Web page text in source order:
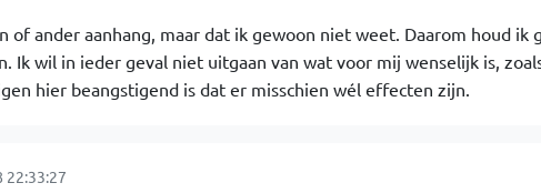
of ander aanhang, maar dat ik gewoon niet weet. Daarom houd ik
Ik wil in ieder geval niet uitgaan van wat voor mij wenselijk is,
hier beangstigend is dat er misschien wél effecten zijn.
22:33:27